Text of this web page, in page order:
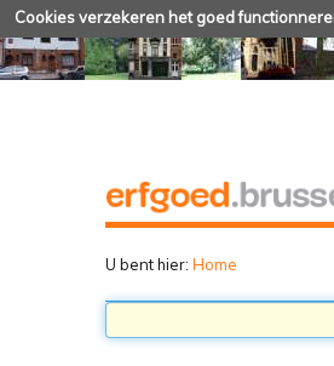
Cookies verzekeren het goed
U bent hier: Home